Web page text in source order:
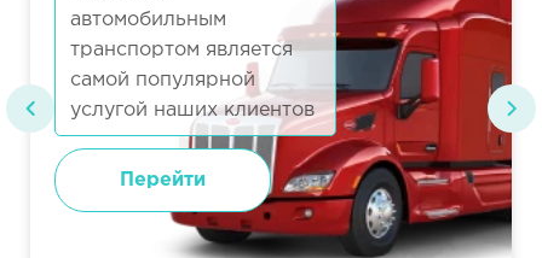
автомобильным
транспортом является
самой популярной
услугой наших клиентов
Перейти